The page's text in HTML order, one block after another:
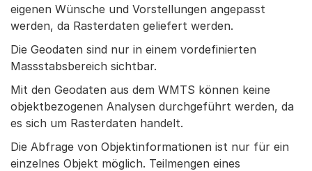
eigenen Wünsche und Vorstellungen angepasst
werden, da Rasterdaten geliefert werden.
Die Geodaten sind nur in einem vordefinierten
Massstabsbereich sichtbar.
Mit den Geodaten aus dem WMTS können keine
objektbezogenen Analysen durchgeführt werden, da
es sich um Rasterdaten handelt.
Die Abfrage von Objektinformationen ist nur für ein
einzelnes Objekt möglich. Teilmengen eines